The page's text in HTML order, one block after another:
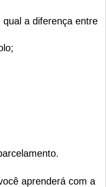
a diferença entre
aprenderá com a